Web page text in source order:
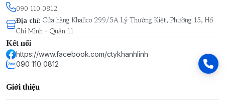
090 110 0812
Địa chỉ: Cửa hàng Khalico 299/5A Lý Thường Kiệt, Phường 15, Hồ
Chí Minh - Quận 11
Kết nối
https://www.facebook.com/ctykhanhlinh
090 110 0812
Giới thiệu